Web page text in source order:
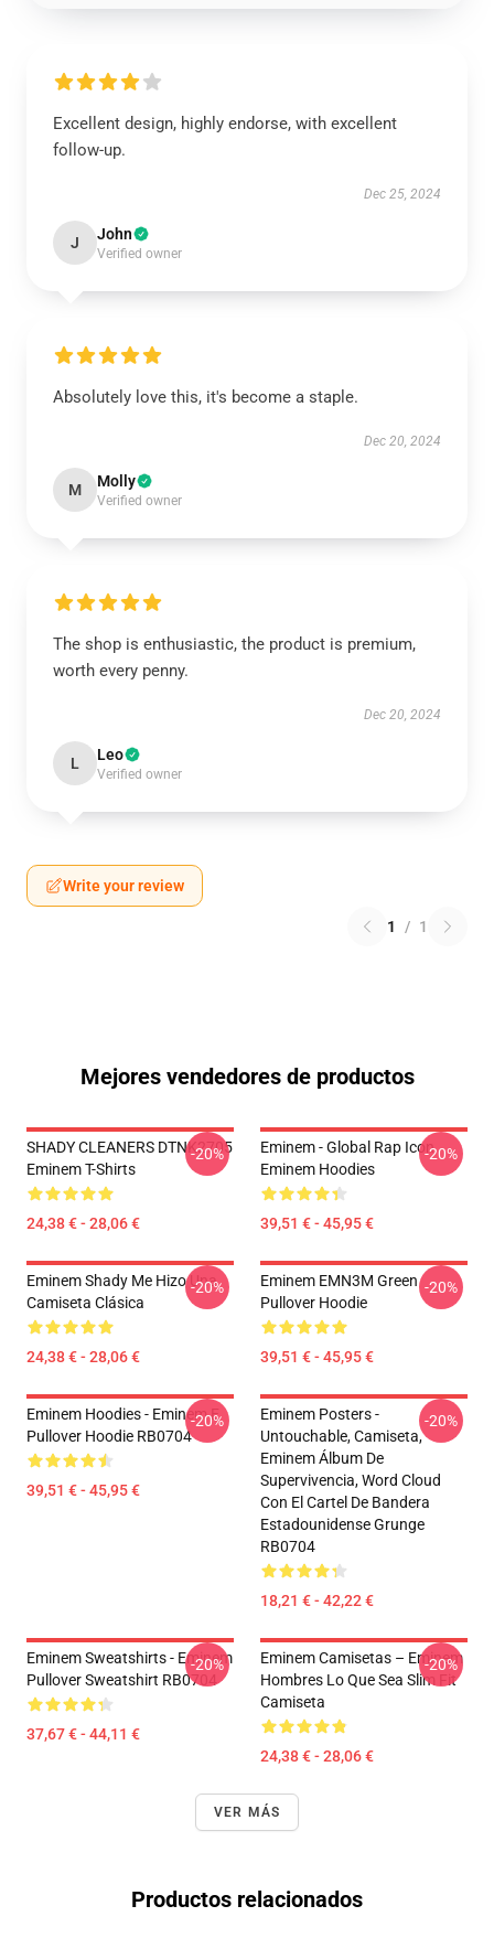
Excellent design, highly endorse, with excellent
follow-up.
Dec 25, 2024
J John
Verified owner
Absolutely love this, it's become a staple.
Dec 20, 2024
M Molly
Verified owner
The shop is enthusiastic, the product is premium,
worth every penny.
Dec 20, 2024
L Leo
Verified owner
Write your review
1 / 1
Mejores vendedores de productos
SHADY CLEANERS DTNK2705
Eminem T-Shirts
24,38 € - 28,06 €
-20%
Eminem - Global Rap Icon
Eminem Hoodies
39,51 € - 45,95 €
-20%
Eminem Shady Me Hizo Una
Camiseta Clásica
24,38 € - 28,06 €
-20%
Eminem EMN3M Green
Pullover Hoodie
39,51 € - 45,95 €
-20%
Eminem Hoodies - Eminem E
Pullover Hoodie RB0704
39,51 € - 45,95 €
-20%
Eminem Posters -
Untouchable, Camiseta,
Eminem Álbum De
Supervivencia, Word Cloud
Con El Cartel De Bandera
Estadounidense Grunge
RB0704
18,21 € - 42,22 €
-20%
Eminem Sweatshirts - Eminem
Pullover Sweatshirt RB0704
37,67 € - 44,11 €
-20%
Eminem Camisetas – Eminem
Hombres Lo Que Sea Slim Fit
Camiseta
24,38 € - 28,06 €
-20%
VER MÁS
Productos relacionados